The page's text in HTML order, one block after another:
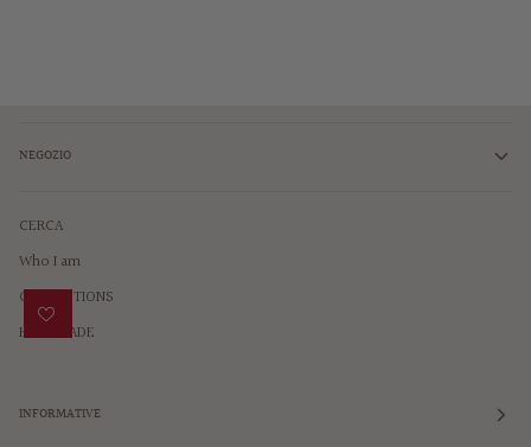
NEGOZIO
CERCA
Who I am
COLLECTIONS
HANDMADE
INFORMATIVE